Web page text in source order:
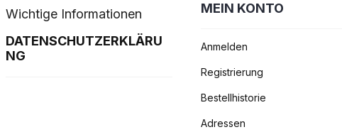
Wichtige Informationen
DATENSCHUTZERKLÄRU
NG
MEIN KONTO
Anmelden
Registrierung
Bestellhistorie
Adressen